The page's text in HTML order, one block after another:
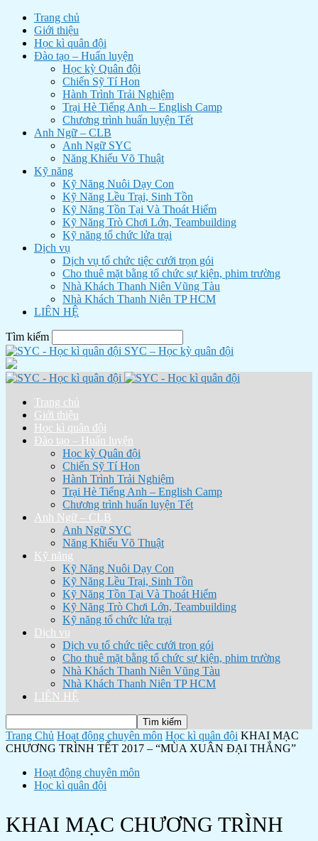
Trang chủ
Giới thiệu
Học kì quân đội
Đào tạo – Huấn luyện
Học kỳ Quân đội
Chiến Sỹ Tí Hon
Hành Trình Trải Nghiệm
Trại Hè Tiếng Anh – English Camp
Chương trình huấn luyện Tết
Anh Ngữ – CLB
Anh Ngữ SYC
Năng Khiếu Võ Thuật
Kỹ năng
Kỹ Năng Nuôi Dạy Con
Kỹ Năng Lều Trại, Sinh Tồn
Kỹ Năng Tồn Tại Và Thoát Hiểm
Kỹ Năng Trò Chơi Lớn, Teambuilding
Kỹ năng tổ chức lửa trại
Dịch vụ
Dịch vụ tổ chức tiệc cưới trọn gói
Cho thuê mặt bằng tổ chức sự kiện, phim trường
Nhà Khách Thanh Niên Vũng Tàu
Nhà Khách Thanh Niên TP HCM
LIÊN HỆ
Tìm kiếm
SYC – Học kỳ quân đội
Trang chủ
Giới thiệu
Học kì quân đội
Đào tạo – Huấn luyện
Học kỳ Quân đội
Chiến Sỹ Tí Hon
Hành Trình Trải Nghiệm
Trại Hè Tiếng Anh – English Camp
Chương trình huấn luyện Tết
Anh Ngữ – CLB
Anh Ngữ SYC
Năng Khiếu Võ Thuật
Kỹ năng
Kỹ Năng Nuôi Dạy Con
Kỹ Năng Lều Trại, Sinh Tồn
Kỹ Năng Tồn Tại Và Thoát Hiểm
Kỹ Năng Trò Chơi Lớn, Teambuilding
Kỹ năng tổ chức lửa trại
Dịch vụ
Dịch vụ tổ chức tiệc cưới trọn gói
Cho thuê mặt bằng tổ chức sự kiện, phim trường
Nhà Khách Thanh Niên Vũng Tàu
Nhà Khách Thanh Niên TP HCM
LIÊN HỆ
Trang Chủ Hoạt động chuyên môn Học kì quân đội KHAI MẠC
CHƯƠNG TRÌNH TẾT 2017 – “MÙA XUÂN ĐẠI THẮNG”
Hoạt động chuyên môn
Học kì quân đội
KHAI MẠC CHƯƠNG TRÌNH